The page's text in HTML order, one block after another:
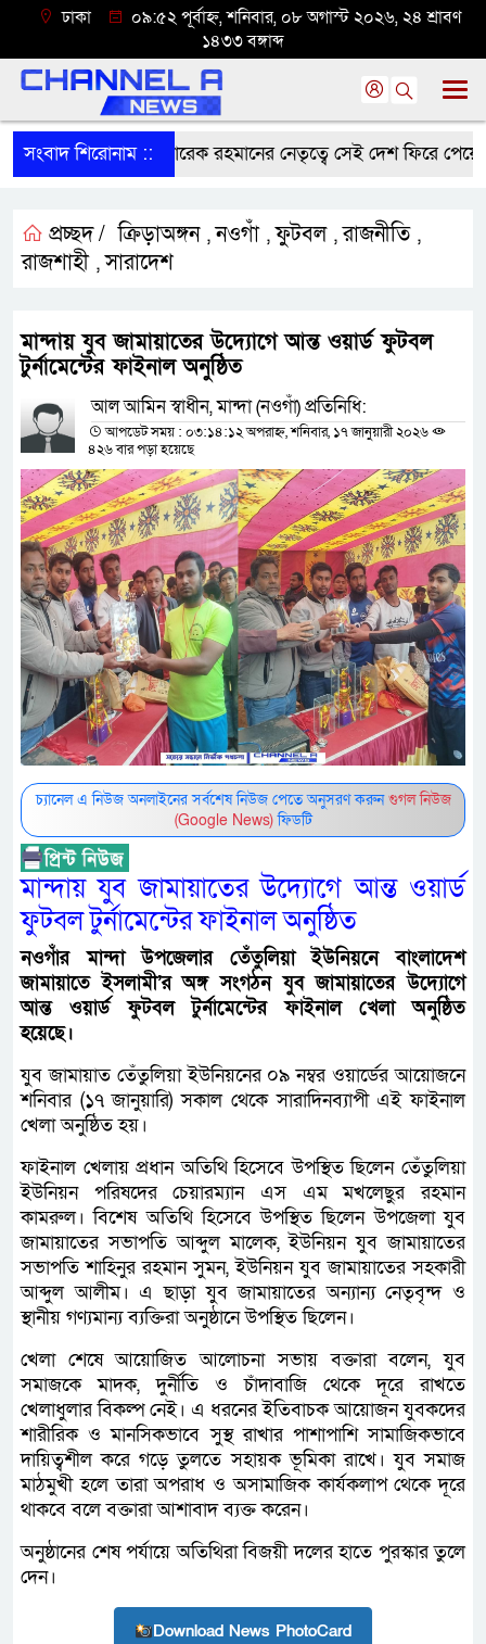
ঢাকা
০৯:৫২ পূর্বাহ্ন, শনিবার, ০৮ অগাস্ট ২০২৬, ২৪ শ্রাবণ
১৪৩৩ বঙ্গাব্দ
সংবাদ শিরোনাম ::
প্রধানমন্ত্রী তারেক রহমানের নেতৃত্বে সেই দেশ ফিরে
প্রচ্ছদ / ক্রিড়াঅঙ্গন ,নওগাঁ ,ফুটবল ,রাজনীতি ,
রাজশাহী ,সারাদেশ
মান্দায় যুব জামায়াতের উদ্যোগে আন্ত ওয়ার্ড ফুটবল
টুর্নামেন্টের ফাইনাল অনুষ্ঠিত
আল আমিন স্বাধীন, মান্দা (নওগাঁ) প্রতিনিধি:
আপডেট সময় : ০৩:১৪:১২ অপরাহ্ন, শনিবার, ১৭ জানুয়ারী ২০২৬
৪২৬ বার পড়া হয়েছে
চ্যানেল এ নিউজ অনলাইনের সর্বশেষ নিউজ পেতে অনুসরণ করুনগুগল নিউজ
(Google News)ফিডটি
মান্দায় যুব জামায়াতের উদ্যোগে আন্ত ওয়ার্ড
ফুটবল টুর্নামেন্টের ফাইনাল অনুষ্ঠিত
নওগাঁর মান্দা উপজেলার তেঁতুলিয়া ইউনিয়নে বাংলাদেশ
জামায়াতে ইসলামী’র অঙ্গ সংগঠন যুব জামায়াতের উদ্যোগে
আন্ত ওয়ার্ড ফুটবল টুর্নামেন্টের ফাইনাল খেলা অনুষ্ঠিত
হয়েছে।
যুব জামায়াত তেঁতুলিয়া ইউনিয়নের ০৯ নম্বর ওয়ার্ডের আয়োজনে
শনিবার (১৭ জানুয়ারি) সকাল থেকে সারাদিনব্যাপী এই ফাইনাল
খেলা অনুষ্ঠিত হয়।
ফাইনাল খেলায় প্রধান অতিথি হিসেবে উপস্থিত ছিলেন তেঁতুলিয়া
ইউনিয়ন পরিষদের চেয়ারম্যান এস এম মখলেছুর রহমান
কামরুল। বিশেষ অতিথি হিসেবে উপস্থিত ছিলেন উপজেলা যুব
জামায়াতের সভাপতি আব্দুল মালেক, ইউনিয়ন যুব জামায়াতের
সভাপতি শাহিনুর রহমান সুমন, ইউনিয়ন যুব জামায়াতের সহকারী
আব্দুল আলীম। এ ছাড়া যুব জামায়াতের অন্যান্য নেতৃবৃন্দ ও
স্থানীয় গণ্যমান্য ব্যক্তিরা অনুষ্ঠানে উপস্থিত ছিলেন।
খেলা শেষে আয়োজিত আলোচনা সভায় বক্তারা বলেন, যুব
সমাজকে মাদক, দুর্নীতি ও চাঁদাবাজি থেকে দূরে রাখতে
খেলাধুলার বিকল্প নেই। এ ধরনের ইতিবাচক আয়োজন যুবকদের
শারীরিক ও মানসিকভাবে সুস্থ রাখার পাশাপাশি সামাজিকভাবে
দায়িত্বশীল করে গড়ে তুলতে সহায়ক ভূমিকা রাখে। যুব সমাজ
মাঠমুখী হলে তারা অপরাধ ও অসামাজিক কার্যকলাপ থেকে দূরে
থাকবে বলে বক্তারা আশাবাদ ব্যক্ত করেন।
অনুষ্ঠানের শেষ পর্যায়ে অতিথিরা বিজয়ী দলের হাতে পুরস্কার তুলে
দেন।
Download News PhotoCard